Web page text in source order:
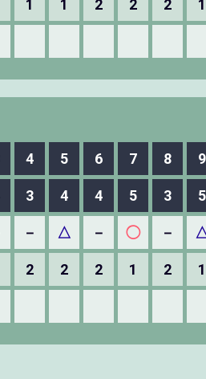
1 1 2 2 2 1
4 5 6 7 8 9
3 4 4 5 3 5
－ △ － ◯ －
2 2 2 1 2 1